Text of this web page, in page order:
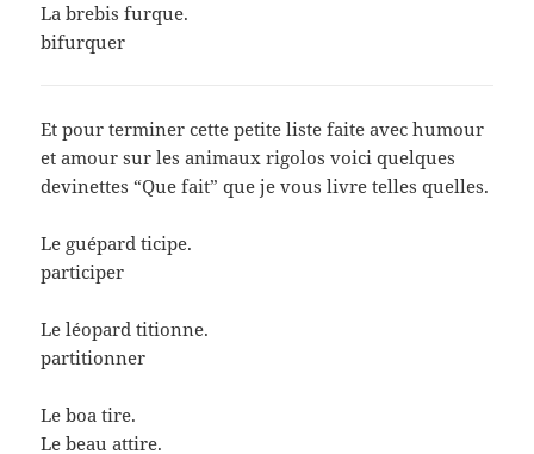
La brebis furque.
bifurquer
Et pour terminer cette petite liste faite avec humour
et amour sur les animaux rigolos voici quelques
devinettes “Que fait” que je vous livre telles quelles.
Le guépard ticipe.
participer
Le léopard titionne.
partitionner
Le boa tire.
Le beau attire.